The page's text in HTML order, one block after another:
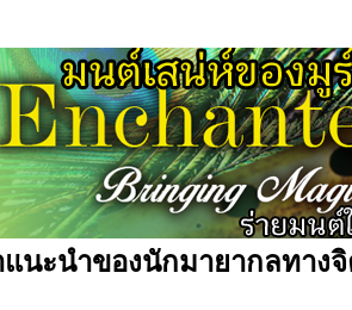
แนะนำของนักมายากลทาง